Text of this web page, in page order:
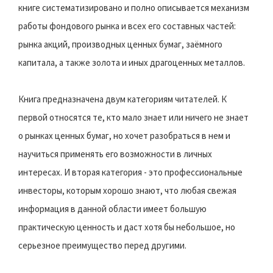
книге систематизировано и полно описывается механизм
работы фондового рынка и всех его составных частей:
рынка акций, производных ценных бумаг, заёмного
капитала, а также золота и иных драгоценных металлов.
Книга предназначена двум категориям читателей. К
первой относятся те, кто мало знает или ничего не знает
о рынках ценных бумаг, но хочет разобраться в нем и
научиться применять его возможности в личных
интересах. И вторая категория - это профессиональные
инвесторы, которым хорошо знают, что любая свежая
информация в данной области имеет большую
практическую ценность и даст хотя бы небольшое, но
серьезное преимущество перед другими.